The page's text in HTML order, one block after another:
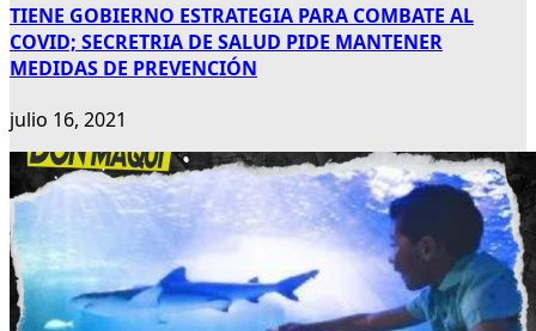
TIENE GOBIERNO ESTRATEGIA PARA COMBATE AL
COVID; SECRETRIA DE SALUD PIDE MANTENER
MEDIDAS DE PREVENCIÓN
julio 16, 2021